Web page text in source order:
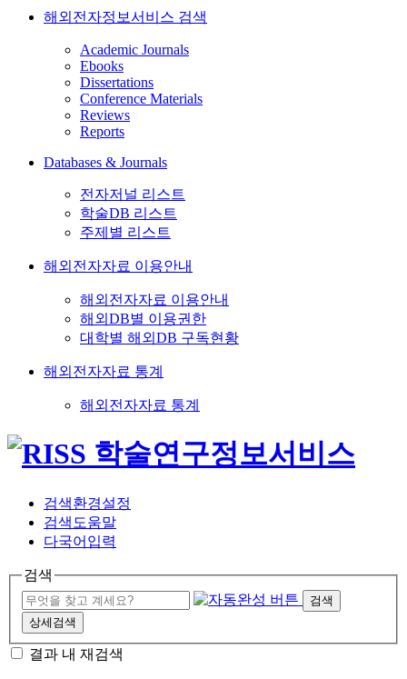
해외전자정보서비스 검색
Academic Journals
Ebooks
Dissertations
Conference Materials
Reviews
Reports
Databases & Journals
전자저널 리스트
학술DB 리스트
주제별 리스트
해외전자자료 이용안내
해외전자자료 이용안내
해외DB별 이용권한
대학별 해외DB 구독현황
해외전자자료 통계
해외전자자료 통계
검색환경설정
검색도움말
다국어입력
검색
검색
상세검색
결과 내 재검색